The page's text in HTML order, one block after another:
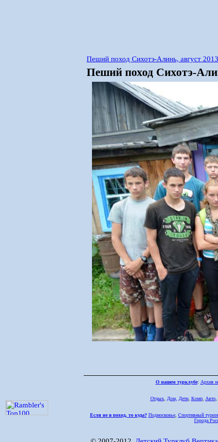
Пеший поход Сихотэ-Алинь, август
Пеший поход Сихотэ-
О нашем турклубе: Архив
Отдых, Дом, Дети, Комп, Авто,
Если не в поход, то куда? Подмосковье, Спортивный
Города